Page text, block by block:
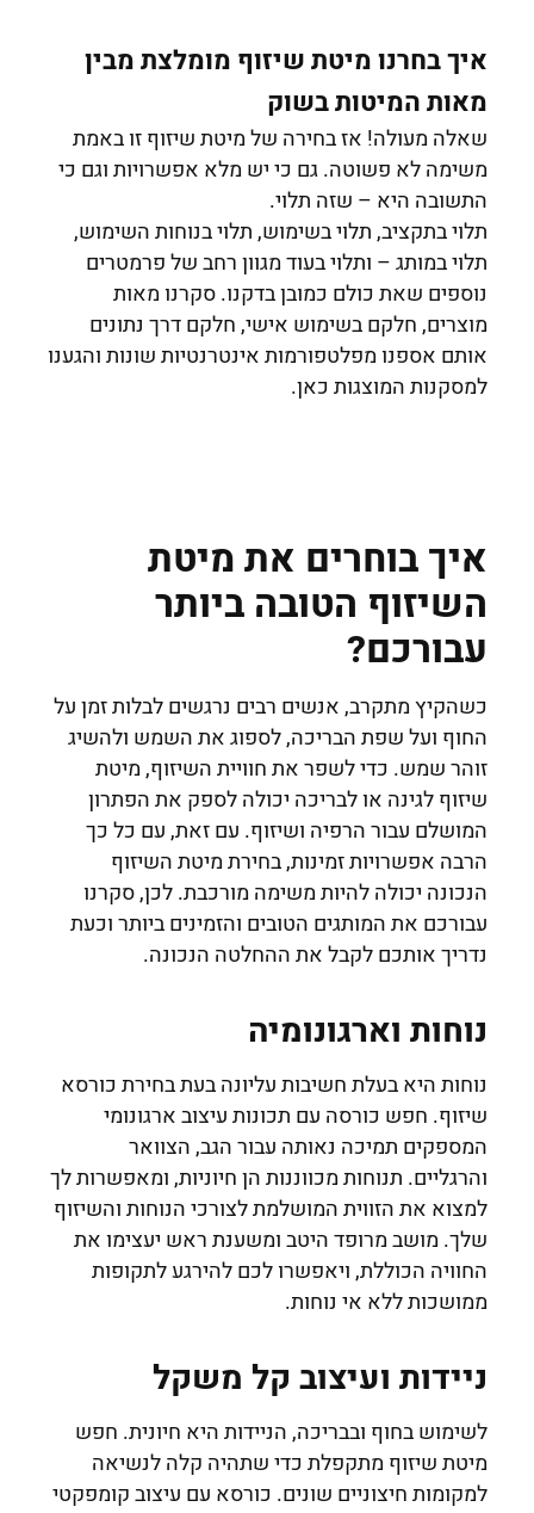
איך בחרנו מיטת שיזוף מומלצת מבין
מאות המיטות בשוק
שאלה מעולה! אז בחירה של מיטת שיזוף זו באמת
משימה לא פשוטה. גם כי יש מלא אפשרויות וגם כי
התשובה היא – שזה תלוי.
תלוי בתקציב, תלוי בשימוש, תלוי בנוחות השימוש,
תלוי במותג – ותלוי בעוד מגוון רחב של פרמטרים
נוספים שאת כולם כמובן בדקנו. סקרנו מאות
מוצרים, חלקם בשימוש אישי, חלקם דרך נתונים
אותם אספנו מפלטפורמות אינטרנטיות שונות והגענו
למסקנות המוצגות כאן.
איך בוחרים את מיטת
השיזוף הטובה ביותר
עבורכם?
כשהקיץ מתקרב, אנשים רבים נרגשים לבלות זמן על
החוף ועל שפת הבריכה, לספוג את השמש ולהשיג
זוהר שמש. כדי לשפר את חוויית השיזוף, מיטת
שיזוף לגינה או לבריכה יכולה לספק את הפתרון
המושלם עבור הרפיה ושיזוף. עם זאת, עם כל כך
הרבה אפשרויות זמינות, בחירת מיטת השיזוף
הנכונה יכולה להיות משימה מורכבת. לכן, סקרנו
עבורכם את המותגים הטובים והזמינים ביותר וכעת
נדריך אותכם לקבל את ההחלטה הנכונה.
נוחות וארגונומיה
נוחות היא בעלת חשיבות עליונה בעת בחירת כורסא
שיזוף. חפש כורסה עם תכונות עיצוב ארגונומי
המספקים תמיכה נאותה עבור הגב, הצוואר
והרגליים. תנוחות מכווננות הן חיוניות, ומאפשרות לך
למצוא את הזווית המושלמת לצורכי הנוחות והשיזוף
שלך. מושב מרופד היטב ומשענת ראש יעצימו את
החוויה הכוללת, ויאפשרו לכם להירגע לתקופות
ממושכות ללא אי נוחות.
ניידות ועיצוב קל משקל
לשימוש בחוף ובבריכה, הניידות היא חיונית. חפש
מיטת שיזוף מתקפלת כדי שתהיה קלה לנשיאה
למקומות חיצוניים שונים. כורסא עם עיצוב קומפקטי